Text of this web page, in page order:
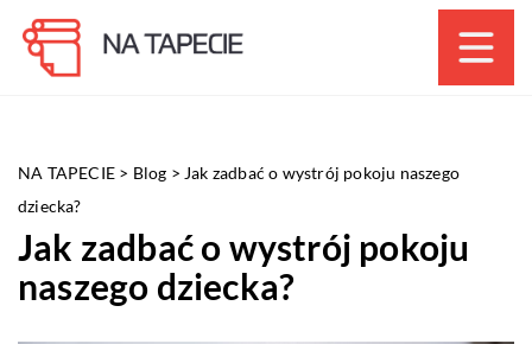
NA TAPECIE > Blog > Jak zadbać o wystrój pokoju naszego
dziecka?
Jak zadbać o wystrój pokoju
naszego dziecka?